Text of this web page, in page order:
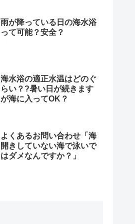
雨が降っている日の海水浴
って可能？安全？
海水浴の適正水温はどのぐ
らい？?暑い日が続きます
が海に入ってOK？
よくあるお問い合わせ「海
開きしていない海で泳いで
はダメなんですか？」